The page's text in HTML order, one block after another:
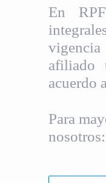
En
afiliado
acuerdo
Para
nosotros: